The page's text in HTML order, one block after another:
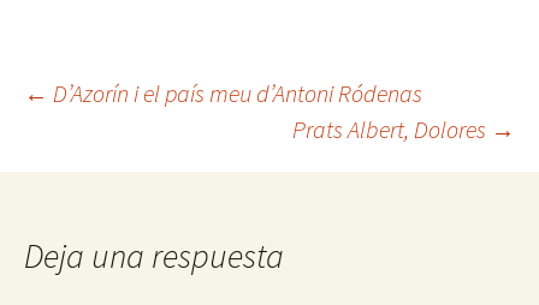
Navegación
de
entradas
← D’Azorín i el país meu d’Antoni Ródenas
Prats Albert, Dolores →
Deja una respuesta